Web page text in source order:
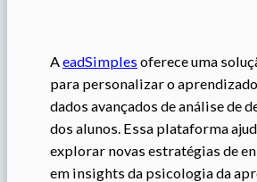
AeadSimplesoferece uma
para personalizar o
dados avançados de análise de
dos alunos. Essa plataforma
explorar novas estratégias de
em insights da psicologia da